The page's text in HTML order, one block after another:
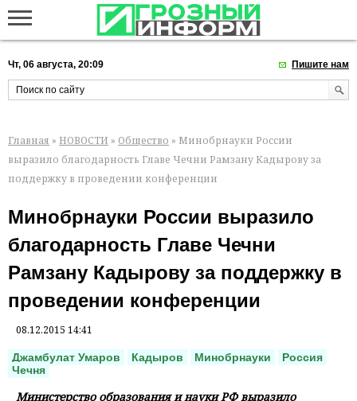
Чт, 06 августа, 20:09 Пишите нам
Главная » НОВОСТИ » Общество » Минобрнауки России
выразило благодарность Главе Чечни Рамзану Кадырову за
поддержку в проведении конференции
Минобрнауки России выразило
благодарность Главе Чечни
Рамзану Кадырову за поддержку в
проведении конференции
08.12.2015 14:41
Джамбулат Умаров Кадыров Минобрнауки
Россия
Чечня
Министерство образования и науки РФ выразило